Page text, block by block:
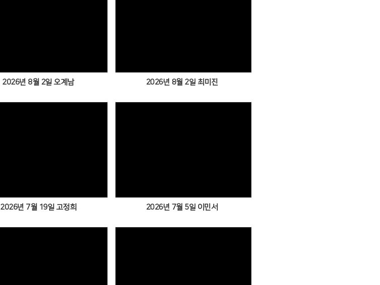
2026년 8월 2일 오계남 2026년 8월 2일 최미진
2026년 7월 19일 고정희 2026년 7월 5일 이민서